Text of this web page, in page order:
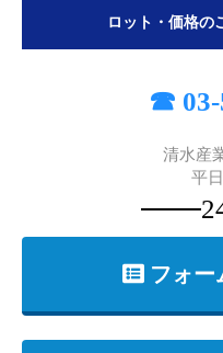
ロット・価格の
☎ 03-
清水産
平
フォー